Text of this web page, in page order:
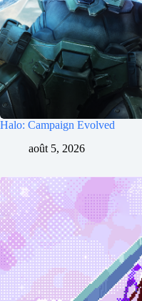
Halo: Campaign Evolved
août 5, 2026